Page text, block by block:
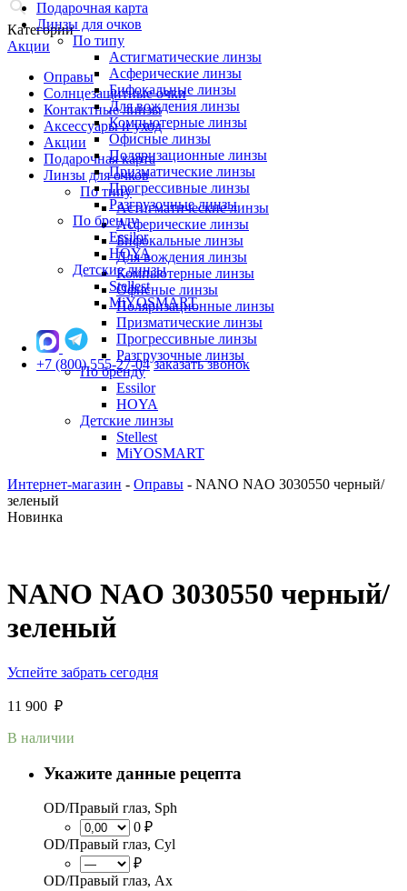
Категории
Акции
Оправы
Солнцезащитные очки
Контактные линзы
Аксессуары и уход
Акции
Подарочная карта
Линзы для очков
По типу
Астигматические линзы
Асферические линзы
Бифокальные линзы
Для вождения линзы
Компьютерные линзы
Офисные линзы
Поляризационные линзы
Призматические линзы
Прогрессивные линзы
Разгрузочные линзы
По бренду
Essilor
HOYA
Детские линзы
Stellest
MiYOSMART
Подарочная карта
Линзы для очков
По типу
Астигматические линзы
Асферические линзы
Бифокальные линзы
Для вождения линзы
Компьютерные линзы
Офисные линзы
Поляризационные линзы
Призматические линзы
Прогрессивные линзы
Разгрузочные линзы
По бренду
Essilor
HOYA
Детские линзы
Stellest
MiYOSMART
+7 (800) 555-27-04 заказать звонок
Интернет-магазин - Оправы - NANO NAO 3030550 черный/
зеленый
Новинка
NANO NAO 3030550 черный/
зеленый
Успейте забрать сегодня
11 900 ₽
В наличии
Укажите данные рецепта
OD/Правый глаз, Sph
0 ₽
OD/Правый глаз, Cyl
₽
OD/Правый глаз, Ax